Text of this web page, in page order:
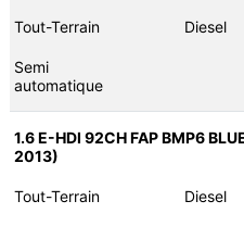
Tout-Terrain Diesel
Semi
automatique
1.6 E-HDI 92CH FAP BMP6
2013)
Tout-Terrain Diesel